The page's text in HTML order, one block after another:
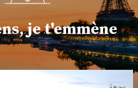
je t'emmène